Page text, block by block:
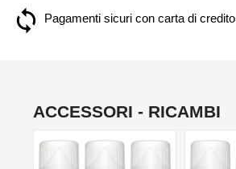
Pagamenti sicuri con carta di credito
ACCESSORI - RICAMBI